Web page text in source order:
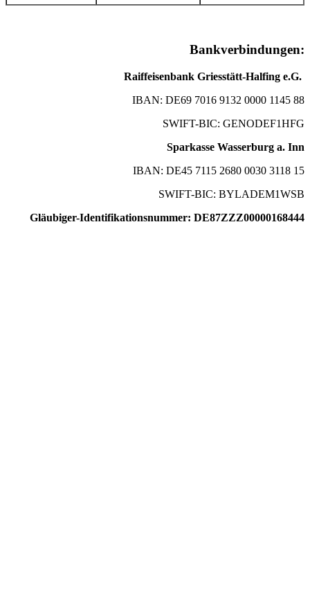
Bankverbindungen:
Raiffeisenbank Griesstätt-Halfing e.G.
IBAN: DE69 7016 9132 0000 1145 88
SWIFT-BIC: GENODEF1HFG
Sparkasse Wasserburg a. Inn
IBAN: DE45 7115 2680 0030 3118 15
SWIFT-BIC: BYLADEM1WSB
Gläubiger-Identifikationsnummer: DE87ZZZ00000168444